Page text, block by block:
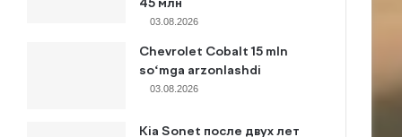
45 млн
03.08.2026
Chevrolet Cobalt 15 mln
so‘mga arzonlashdi
03.08.2026
Kia Sonet после двух лет